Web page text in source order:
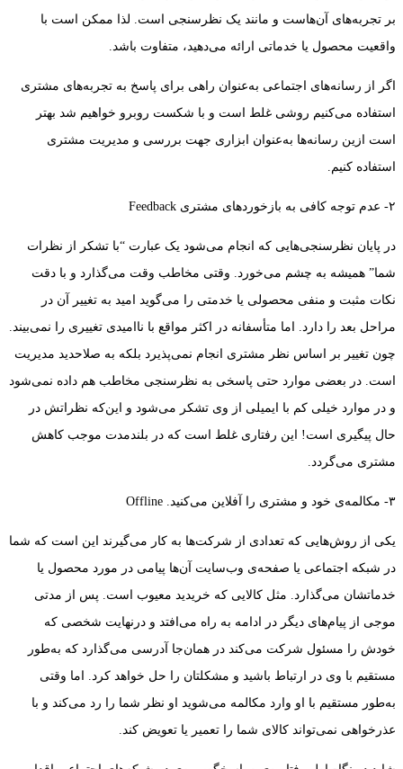
بر تجربه‌های آن‌هاست و مانند یک نظرسنجی است. لذا ممکن است با
واقعیت محصول یا خدماتی ارائه می‌دهید، متفاوت باشد.
اگر از رسانه‌های اجتماعی به‌عنوان راهی برای پاسخ به تجربه‌های مشتری
استفاده می‌کنیم روشی غلط است و با شکست روبرو خواهیم شد بهتر
است ازین رسانه‌ها به‌عنوان ابزاری جهت بررسی و مدیریت مشتری
استفاده کنیم.
۲- عدم توجه کافی به بازخوردهای مشتری Feedback
در پایان نظرسنجی‌هایی که انجام می‌شود یک عبارت “با تشکر از نظرات
شما” همیشه به چشم می‌خورد. وقتی مخاطب وقت می‌گذارد و با دقت
نکات مثبت و منفی محصولی یا خدمتی را می‌گوید امید به تغییر آن در
مراحل بعد را دارد. اما متأسفانه در اکثر مواقع با ناامیدی تغییری را نمی‌بیند.
چون تغییر بر اساس نظر مشتری انجام نمی‌پذیرد بلکه به صلاحدید مدیریت
است. در بعضی موارد حتی پاسخی به نظرسنجی مخاطب هم داده نمی‌شود
و در موارد خیلی کم با ایمیلی از وی تشکر می‌شود و این‌که نظراتش در
حال پیگیری است! این رفتاری غلط است که در بلندمدت موجب کاهش
مشتری می‌گردد.
۳- مکالمه‌ی خود و مشتری را آفلاین می‌کنید. Offline
یکی از روش‌هایی که تعدادی از شرکت‌ها به کار می‌گیرند این است که شما
در شبکه اجتماعی یا صفحه‌ی وب‌سایت آن‌ها پیامی در مورد محصول یا
خدماتشان می‌گذارد. مثل کالایی که خریدید معیوب است. پس از مدتی
موجی از پیام‌های دیگر در ادامه به راه می‌افتد و درنهایت شخصی که
خودش را مسئول شرکت می‌کند در همان‌جا آدرسی می‌گذارد که به‌طور
مستقیم با وی در ارتباط باشید و مشکلتان را حل خواهد کرد. اما وقتی
به‌طور مستقیم با او وارد مکالمه می‌شوید او نظر شما را رد می‌کند و با
عذرخواهی نمی‌تواند کالای شما را تعمیر یا تعویض کند.